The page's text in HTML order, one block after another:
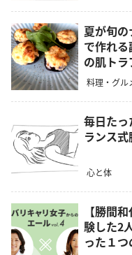
夏が旬
で作れ
の肌トラ
料理・グル
毎日たっ
ランス式
心と体
【勝間
験した2
った１つ